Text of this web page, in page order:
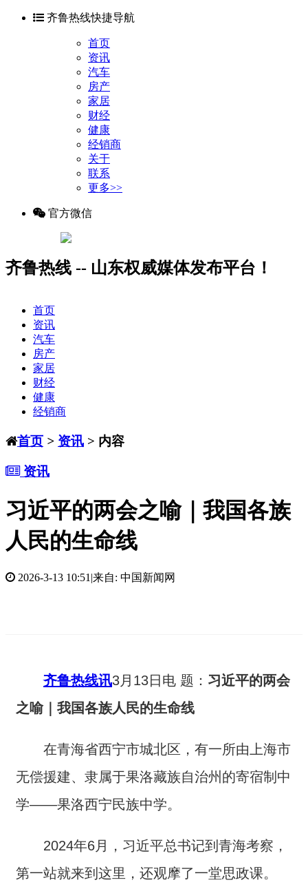
齐鲁热线快捷导航
首页
资讯
汽车
房产
家居
财经
健康
经销商
关于
联系
更多>>
官方微信
齐鲁热线 -- 山东权威媒体发布平台！
首页
资讯
汽车
房产
家居
财经
健康
经销商
首页 > 资讯 > 内容
资讯
习近平的两会之喻｜我国各族
人民的生命线
2026-3-13 10:51 |来自: 中国新闻网
齐鲁热线讯3月13日电 题： 习近平的两会
之喻｜我国各族人民的生命线
在青海省西宁市城北区，有一所由上海市
无偿援建、隶属于果洛藏族自治州的寄宿制中
学——果洛西宁民族中学。
2024年6月，习近平总书记到青海考察，
第一站就来到这里，还观摩了一堂思政课。